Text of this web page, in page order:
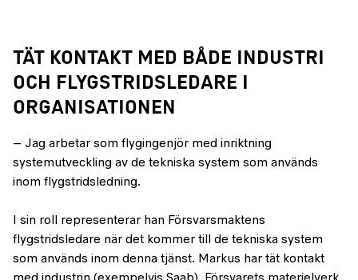
TÄT KONTAKT MED BÅDE INDUSTRI
OCH FLYGSTRIDSLEDARE I
ORGANISATIONEN
– Jag arbetar som flygingenjör med inriktning
systemutveckling av de tekniska system som används
inom flygstridsledning.
I sin roll representerar han Försvarsmaktens
flygstridsledare när det kommer till de tekniska system
som används inom denna tjänst. Markus har tät kontakt